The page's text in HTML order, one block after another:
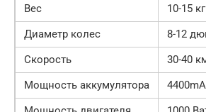
Вес
10-15 кг
Диаметр колес
8-12
Скорость
30-40
Мощность аккумулятора